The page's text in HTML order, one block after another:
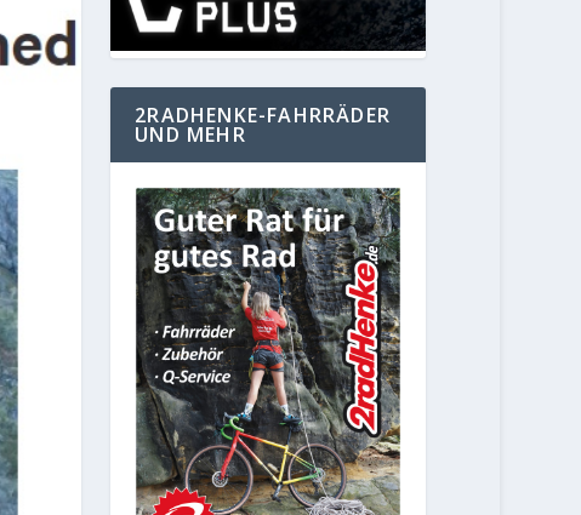
2RADHENKE-FAHRRÄDER
UND MEHR